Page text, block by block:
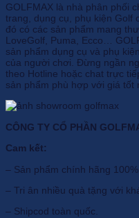
GOLFMAX là nhà phân phối
trang, dụng cụ, phụ kiện Golf
đó có các sản phẩm mang
LoveGolf, Puma, Ecco…
sản phẩm dụng cụ và phụ
của người chơi. Đừng ngần
theo Hotline hoặc chat trực
sản phẩm phù hợp với giá tốt
CÔNG TY CỔ PHẦN
Cam kết:
– Sản phẩm chính hãng 100%.
– Tri ân nhiều quà tặng với
– Shipcod toàn quốc.